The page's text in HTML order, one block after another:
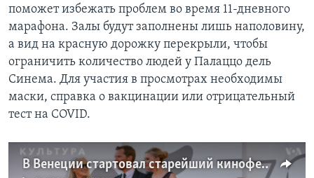
поможет избежать проблем во время 11-дневного
марафона. Залы будут заполнены лишь наполовину,
а вид на красную дорожку перекрыли, чтобы
ограничить количество людей у Палаццо дель
Синема. Для участия в просмотрах необходимы
маски, справка о вакцинации или отрицательный
тест на COVID.
В Венеции стартовал старейший кинофестиваль планеты